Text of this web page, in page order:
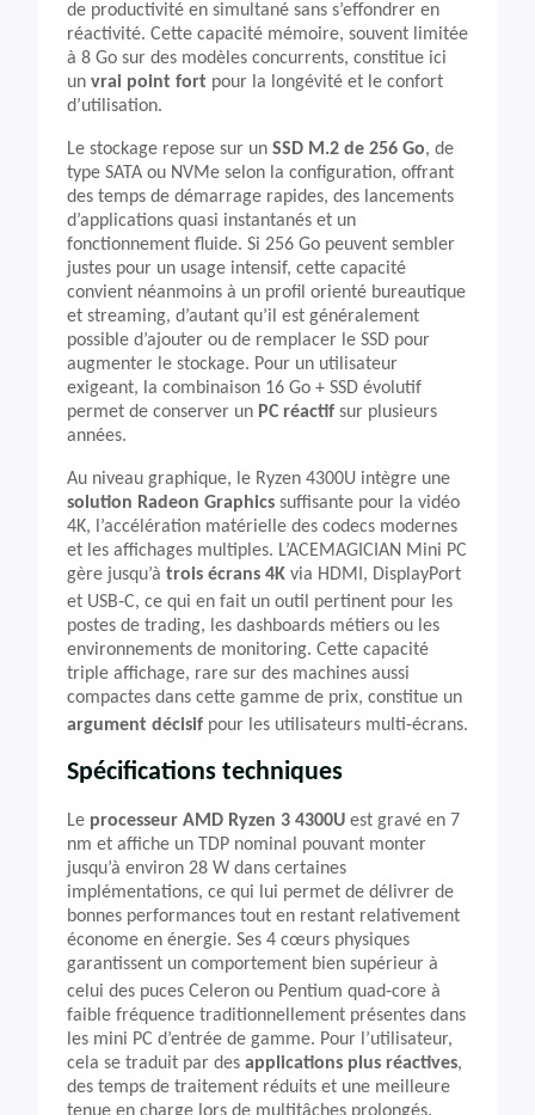
de productivité en simultané sans s’effondrer en
réactivité. Cette capacité mémoire, souvent limitée
à 8 Go sur des modèles concurrents, constitue ici
un vrai point fort pour la longévité et le confort
d’utilisation.
Le stockage repose sur un SSD M.2 de 256 Go, de
type SATA ou NVMe selon la configuration, offrant
des temps de démarrage rapides, des lancements
d’applications quasi instantanés et un
fonctionnement fluide. Si 256 Go peuvent sembler
justes pour un usage intensif, cette capacité
convient néanmoins à un profil orienté bureautique
et streaming, d’autant qu’il est généralement
possible d’ajouter ou de remplacer le SSD pour
augmenter le stockage. Pour un utilisateur
exigeant, la combinaison 16 Go + SSD évolutif
permet de conserver un PC réactif sur plusieurs
années.
Au niveau graphique, le Ryzen 4300U intègre une
solution Radeon Graphics suffisante pour la vidéo
4K, l’accélération matérielle des codecs modernes
et les affichages multiples. L’ACEMAGICIAN Mini PC
gère jusqu’à trois écrans 4K via HDMI, DisplayPort
et USB‑C, ce qui en fait un outil pertinent pour les
postes de trading, les dashboards métiers ou les
environnements de monitoring. Cette capacité
triple affichage, rare sur des machines aussi
compactes dans cette gamme de prix, constitue un
argument décisif pour les utilisateurs multi‑écrans.
Spécifications techniques
Le processeur AMD Ryzen 3 4300U est gravé en 7
nm et affiche un TDP nominal pouvant monter
jusqu’à environ 28 W dans certaines
implémentations, ce qui lui permet de délivrer de
bonnes performances tout en restant relativement
économe en énergie. Ses 4 cœurs physiques
garantissent un comportement bien supérieur à
celui des puces Celeron ou Pentium quad‑core à
faible fréquence traditionnellement présentes dans
les mini PC d’entrée de gamme. Pour l’utilisateur,
cela se traduit par des applications plus réactives,
des temps de traitement réduits et une meilleure